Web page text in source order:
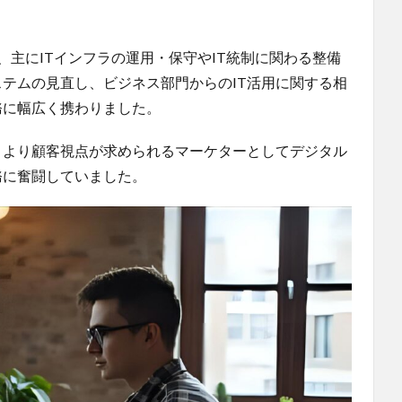
主にITインフラの運用・保守やIT統制に関わる整備
ムの見直し、ビジネス部門からのIT活用に関する相
幅広く携わりました。
り顧客視点が求められるマーケターとしてデジタル
奮闘していました。